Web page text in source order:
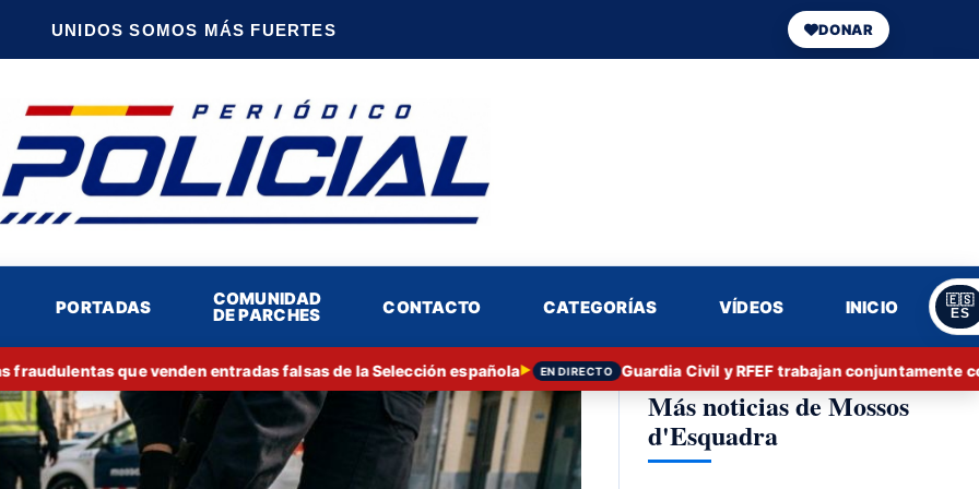
UNIDOS SOMOS MÁS FUERTES DONAR
PORTADAS COMUNIDAD
DE PARCHES CONTACTO CATEGORÍAS VÍDEOS INICIO
🇪🇸
ES
que venden entradas falsas de la Selección española▶ EN DIRECTO Guardia Civil y RFEF trabajan conjuntamente
Más noticias de Mossos
d'Esquadra